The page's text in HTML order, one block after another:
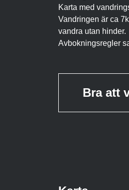
Karta med
Vandringen är ca
vandra utan hinder.
Avbokningsregler
Bra att